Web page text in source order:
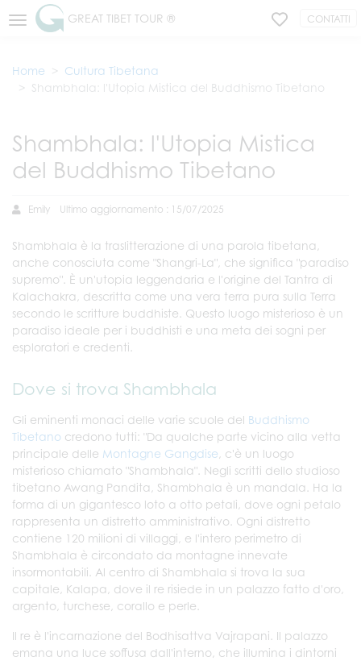
GREAT TIBET TOUR ® CONTATTI
Home
Cultura Tibetana
Shambhala: l'Utopia Mistica del Buddhismo Tibetano
Shambhala: l'Utopia Mistica
del Buddhismo Tibetano
Emily Ultimo aggiornamento : 15/07/2025
Shambhala è la traslitterazione di una parola tibetana,
anche conosciuta come "Shangri-La", che significa "paradiso
supremo". È un'utopia leggendaria e l'origine del Tantra di
Kalachakra, descritta come una vera terra pura sulla Terra
secondo le scritture buddhiste. Questo luogo misterioso è un
paradiso ideale per i buddhisti e una meta dei sogni per
esploratori e credenti.
Dove si trova Shambhala
Gli eminenti monaci delle varie scuole del Buddhismo
Tibetano credono tutti: "Da qualche parte vicino alla vetta
principale delle Montagne Gangdise, c'è un luogo
misterioso chiamato "Shambhala". Negli scritti dello studioso
tibetano Awang Pandita, Shambhala è un mandala. Ha la
forma di un gigantesco loto a otto petali, dove ogni petalo
rappresenta un distretto amministrativo. Ogni distretto
contiene 120 milioni di villaggi, e l'intero perimetro di
Shambhala è circondato da montagne innevate
insormontabili. Al centro di Shambhala si trova la sua
capitale, Kalapa, dove il re risiede in un palazzo fatto d'oro,
argento, turchese, corallo e perle.
Il re è l'incarnazione del Bodhisattva Vajrapani. Il palazzo
emana una luce soffusa dall'interno, che illumina i dintorni